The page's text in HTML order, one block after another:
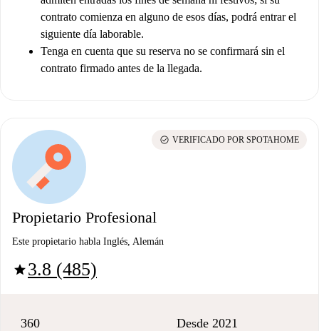
contrato comienza en alguno de esos días, podrá entrar el
siguiente día laborable.
Tenga en cuenta que su reserva no se confirmará sin el
contrato firmado antes de la llegada.
Propietario Profesional
Este propietario habla Inglés, Alemán
star3.8 (485)
check_circle VERIFICADO POR SPOTAHOME
360 Desde 2021